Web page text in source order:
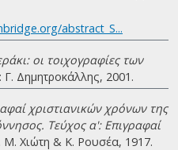
abstract_S...
οι τοιχογραφίες των
Γ. Δημητροκάλλης, 2001.
χριστιανικών χρόνων της
Τεύχος α': Επιγραφαί
Μ. Χιώτη & Κ. Ρουσέα, 1917.